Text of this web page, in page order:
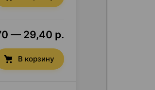
— 29,40 р.
В корзину